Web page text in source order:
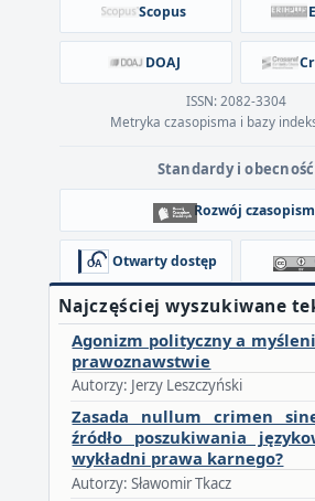
Scopus
DOAJ
ISSN: 2082-3304
Metryka czasopisma i bazy
Standardy i obecność
Rozwój czasopism
Otwarty dostęp
Najczęściej wyszukiwane
Agonizm polityczny a
prawoznawstwie
Autorzy: Jerzy Leszczyński
Zasada nullum crimen
źródło poszukiwania
wykładni prawa karnego?
Autorzy: Sławomir Tkacz